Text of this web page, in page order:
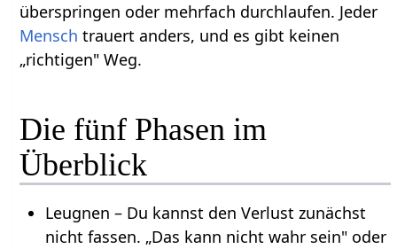
überspringen oder mehrfach durchlaufen. Jeder
Mensch trauert anders, und es gibt keinen
„richtigen" Weg.
Die fünf Phasen im
Überblick
Leugnen – Du kannst den Verlust zunächst
nicht fassen. „Das kann nicht wahr sein" oder